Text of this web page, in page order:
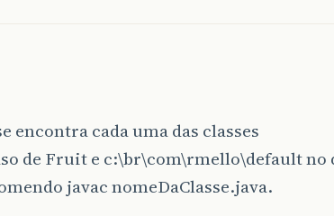
cada uma das classes
de Fruit e c:\br\com\rmello\default no
javac nomeDaClasse.java.